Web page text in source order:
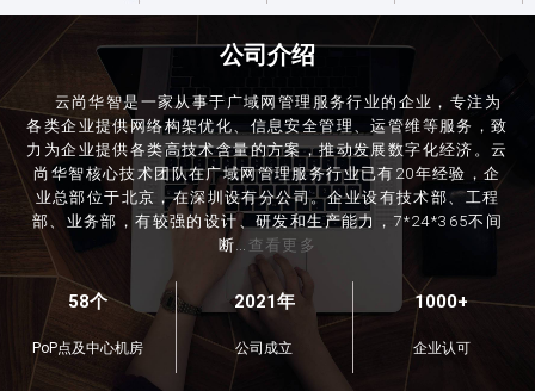
公司介绍
云尚华智是一家从事于广域网管理服务行业的企业，专注为
各类企业提供网络构架优化、信息安全管理、运管维等服务，致
力为企业提供各类高技术含量的方案，推动发展数字化经济。云
尚华智核心技术团队在广域网管理服务行业已有20年经验，企
业总部位于北京，在深圳设有分公司。企业设有技术部、工程
部、业务部，有较强的设计、研发和生产能力，7*24*365不间
断… 查看更多
58个
PoP点及中心机房
2021年
公司成立
1000+
企业认可